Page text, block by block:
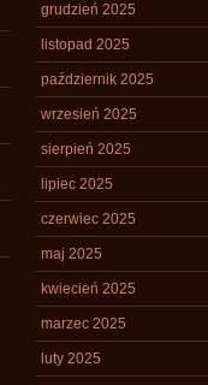
grudzień 2025
listopad 2025
październik 2025
wrzesień 2025
sierpień 2025
lipiec 2025
czerwiec 2025
maj 2025
kwiecień 2025
marzec 2025
luty 2025